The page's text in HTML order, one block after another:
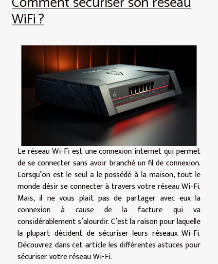
WiFi ?
Le réseau Wi-Fi est une connexion internet qui permet
de se connecter sans avoir branché un fil de connexion.
Lorsqu’on est le seul a le possédé à la maison, tout le
monde désir se connecter à travers votre réseau Wi-Fi.
Mais, il ne vous plait pas de partager avec eux la
connexion à cause de la facture qui va
considérablement s’alourdir. C’est la raison pour laquelle
la plupart décident de sécuriser leurs réseaux Wi-Fi.
Découvrez dans cet article les différentes astuces pour
sécuriser votre réseau Wi-Fi.